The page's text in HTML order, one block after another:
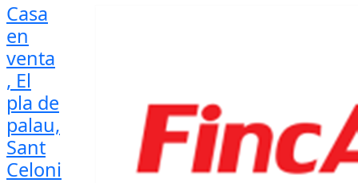
Casa
en
venta
, El
pla de
palau,
Sant
Celoni